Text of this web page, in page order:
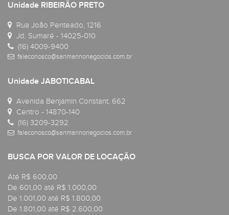
Unidade RIBEIRÃO PRETO
Rua João Penteado, 1216
Jd. Sumaré - 14025-010
(16) 4009-9400
faleconosco@sanmarinonegocios.com.br
Unidade JABOTICABAL
Avenida Benjamin Constant, 662
Centro - 14870-140
(16) 3209-3292
faleconosco@sanmarinonegocios.com.br
BUSCA POR VALOR DE LOCAÇÃO
Até R$ 600,00
De 601,00 até R$ 1.000,00
De 1.001,00 até R$ 1.800,00
De 1.801,00 até R$ 2.600,00